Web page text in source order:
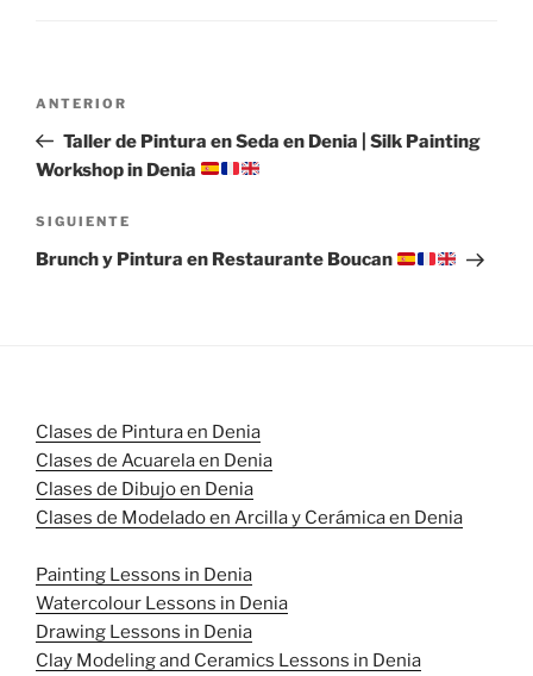
Navegación
entradas
Entrada
anterior:
ANTERIOR
Taller de Pintura en Seda en Denia | Silk Painting
Workshop in Denia
Siguiente
entrada
SIGUIENTE
Brunch y Pintura en Restaurante Boucan
Clases de Pintura en Denia
Clases de Acuarela en Denia
Clases de Dibujo en Denia
Clases de Modelado en Arcilla y Cerámica en Denia
Painting Lessons in Denia
Watercolour Lessons in Denia
Drawing Lessons in Denia
Clay Modeling and Ceramics Lessons in Denia